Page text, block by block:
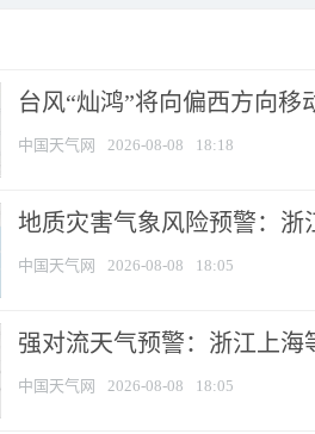
台风“灿鸿”将向偏西方向移
中国天气网 2026-08-08 18:18
地质灾害气象风险预警：
中国天气网 2026-08-08 18:05
强对流天气预警：浙江上海
中国天气网 2026-08-08 18:05